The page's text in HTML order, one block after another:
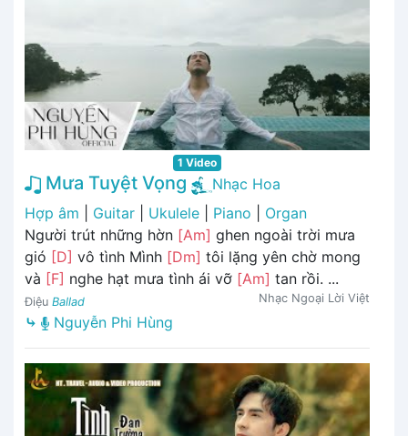
1 Video
Mưa Tuyệt Vọng
Nhạc Hoa
Hợp âm
Guitar Ukulele Piano
Organ
Người trút những hờn [Am] ghen ngoài trời mưa
gió [D] vô tình Mình [Dm] tôi lặng yên chờ mong
và [F] nghe hạt mưa tình ái vỡ [Am] tan rồi. ...
Điệu Ballad Nhạc Ngoại Lời Việt
⤷ Nguyễn Phi Hùng